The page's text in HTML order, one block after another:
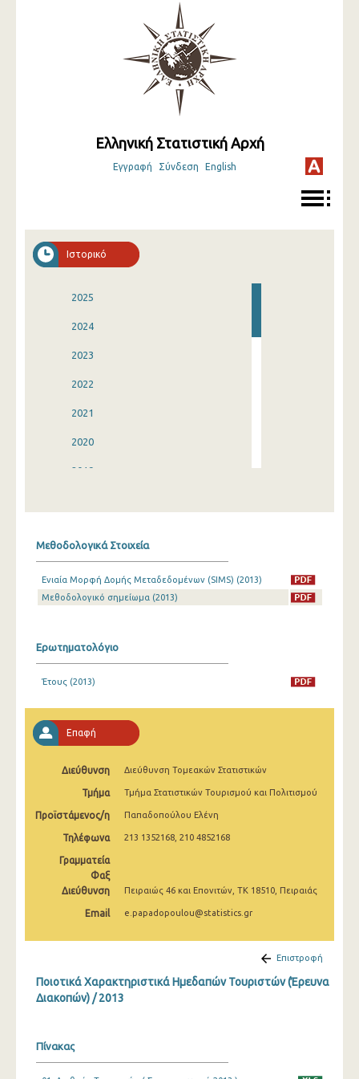
Ελληνική Στατιστική Αρχή
Εγγραφή Σύνδεση English
Ιστορικό
2025
2024
2023
2022
2021
2020
2019
2015
2013
2010
2008
2007
2006
2005
Μεθοδολογικά Στοιχεία
Ενιαία Μορφή Δομής Μεταδεδομένων (SIMS) (2013)
Μεθοδολογικό σημείωμα (2013)
Ερωτηματολόγιο
Έτους (2013)
Επαφή
Διεύθυνση Διεύθυνση Τομεακών Στατιστικών
Τμήμα Τμήμα Στατιστικών Τουρισμού και Πολιτισμού
Προϊστάμενος/η Παπαδοπούλου Ελένη
Τηλέφωνα 213 1352168, 210 4852168
Γραμματεία
Φαξ
Διεύθυνση
Πειραιώς 46 και Επονιτών, ΤΚ 18510, Πειραιάς
Email e.papadopoulou@statistics.gr
Επιστροφή
Ποιοτικά Χαρακτηριστικά Ημεδαπών Τουριστών (Έρευνα
Διακοπών) / 2013
Πίνακας